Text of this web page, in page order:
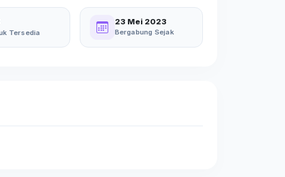
Tersedia
23 Mei 2023
Bergabung Sejak